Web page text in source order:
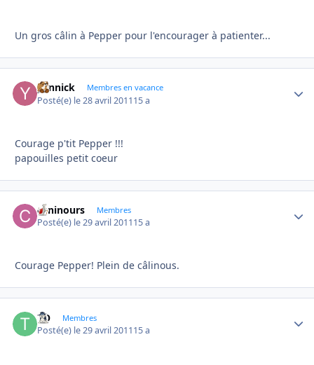
Un gros câlin à Pepper pour l'encourager à patienter...
yannick Membres en vacance
Posté(e) le 28 avril 201115 a
Courage p'tit Pepper !!!
papouilles petit coeur
caninours Membres
Posté(e) le 29 avril 201115 a
Courage Pepper! Plein de câlinous.
TO Membres
Posté(e) le 29 avril 201115 a